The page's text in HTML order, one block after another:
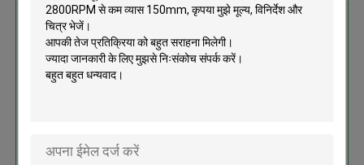
गति 2800RPM से कम व्यास 150mm
MOQ： 1pc
जारी रखें